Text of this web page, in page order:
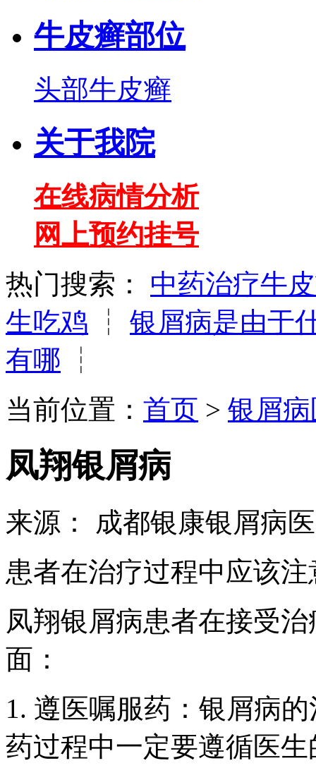
牛皮癣部位
头部牛皮癣
关于我院
在线病情分析
网上预约挂号
热门搜索：
中药治疗牛
生吃鸡 ┆ 银屑病是由于
有哪 ┆
当前位置： 首页 > 银屑
凤翔银屑病
来源： 成都银康银屑病
患者在治疗过程中应该
凤翔银屑病患者在接受
面：
1. 遵医嘱服药：银屑病
药过程中一定要遵循医